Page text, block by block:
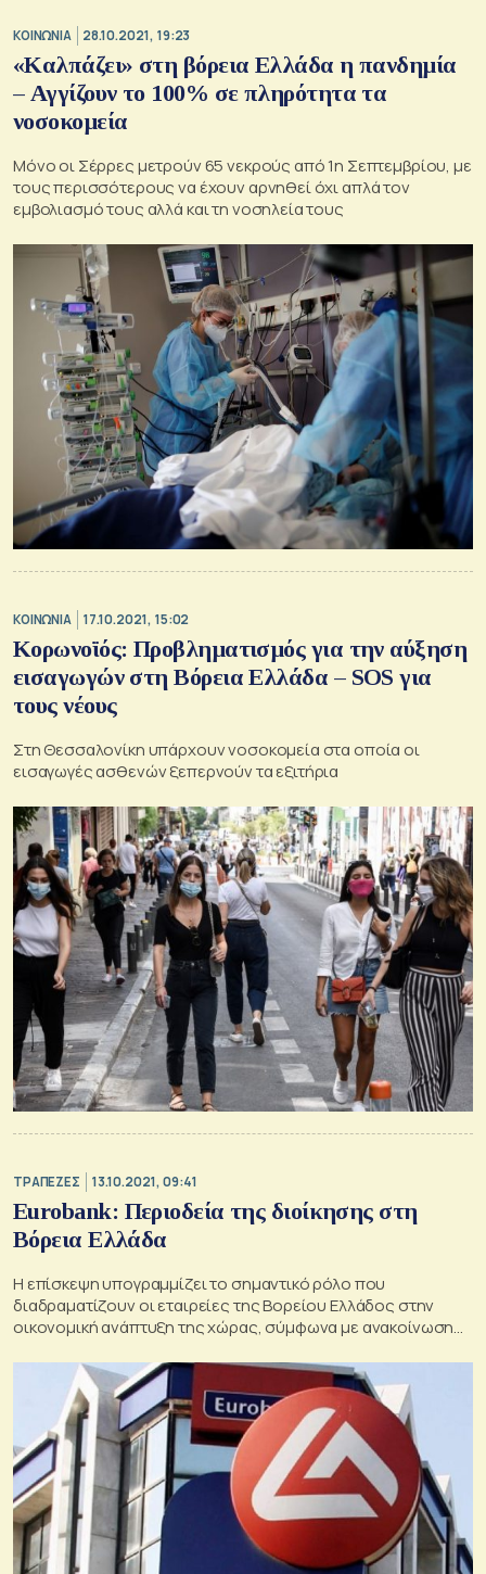
ΚΟΙΝΩΝΙΑ 28.10.2021, 19:23
«Καλπάζει» στη βόρεια Ελλάδα η πανδημία
– Αγγίζουν το 100% σε πληρότητα τα
νοσοκομεία
Μόνο οι Σέρρες μετρούν 65 νεκρούς από 1η Σεπτεμβρίου, με
τους περισσότερους να έχουν αρνηθεί όχι απλά τον
εμβολιασμό τους αλλά και τη νοσηλεία τους
ΚΟΙΝΩΝΙΑ 17.10.2021, 15:02
Κορωνοϊός: Προβληματισμός για την αύξηση
εισαγωγών στη Βόρεια Ελλάδα – SOS για
τους νέους
Στη Θεσσαλονίκη υπάρχουν νοσοκομεία στα οποία οι
εισαγωγές ασθενών ξεπερνούν τα εξιτήρια
ΤΡΑΠΕΖΕΣ 13.10.2021, 09:41
Eurobank: Περιοδεία της διοίκησης στη
Βόρεια Ελλάδα
Η επίσκεψη υπογραμμίζει το σημαντικό ρόλο που
διαδραματίζουν οι εταιρείες της Βορείου Ελλάδος στην
οικονομική ανάπτυξη της χώρας, σύμφωνα με ανακοίνωση